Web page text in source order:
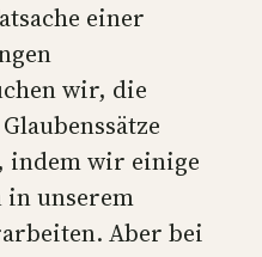
einer
wir, die
indem wir einige
in unserem
Aber bei